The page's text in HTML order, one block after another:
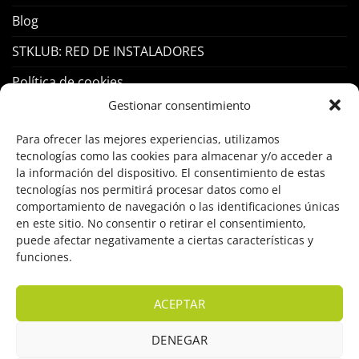
Gestionar consentimiento
Para ofrecer las mejores experiencias, utilizamos
tecnologías como las cookies para almacenar y/o acceder a
la información del dispositivo. El consentimiento de estas
tecnologías nos permitirá procesar datos como el
comportamiento de navegación o las identificaciones únicas
en este sitio. No consentir o retirar el consentimiento,
puede afectar negativamente a ciertas características y
funciones.
ACEPTAR
DENEGAR
Blog
STKLUB: RED DE INSTALADORES
Política de cookies
Control Acceso
Hogar Inteligente
Incendio
Intrusión
OFERTAS